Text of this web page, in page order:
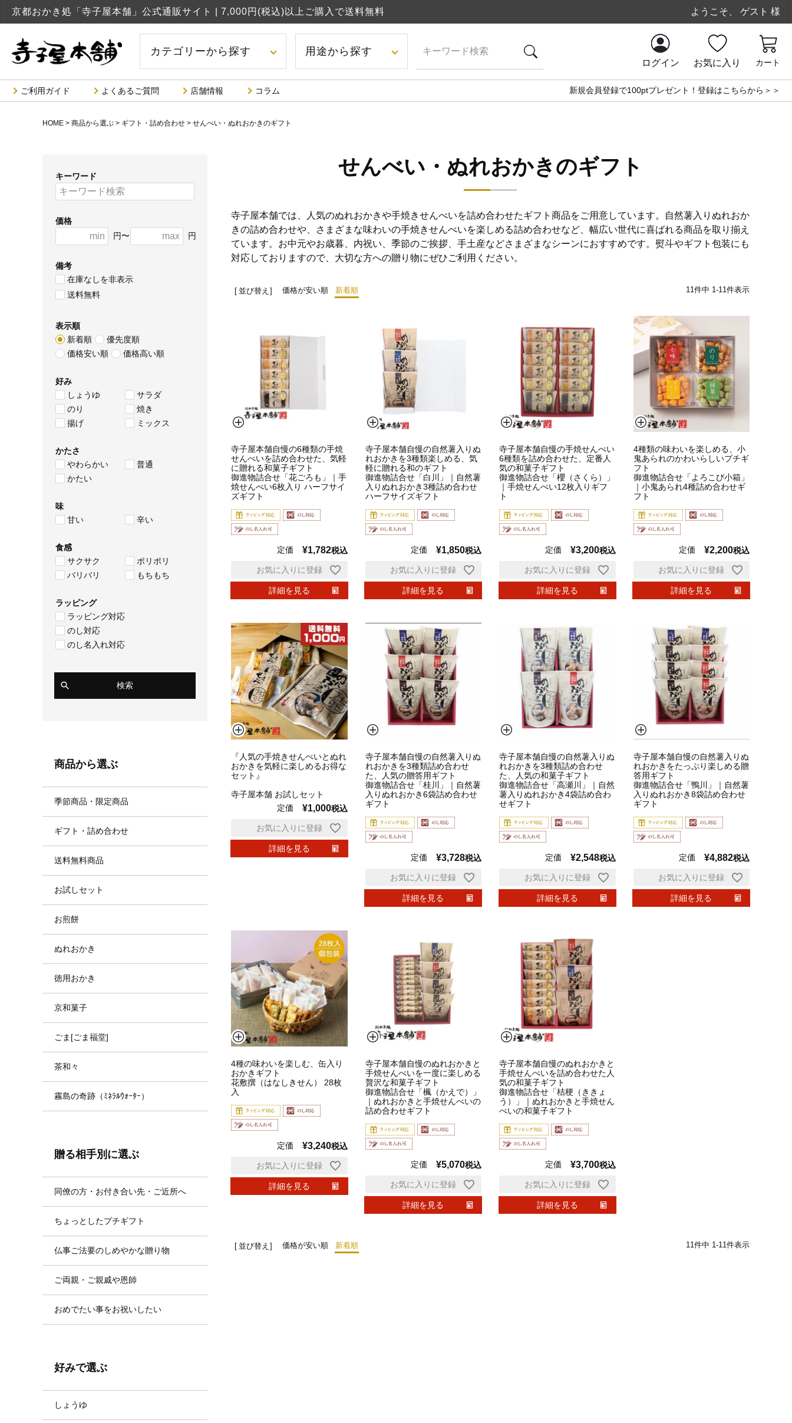
京都おかき処「寺子屋本舗」公式通販サイト | 7,000円(税込)以上ご購入で送料無料 ようこそ、 ゲスト 様
カテゴリーから探す 用途から探す
ログイン お気に入り カート
ご利用ガイド よくあるご質問 店舗情報 コラム 新規会員登録で100ptプレゼント！登録はこちらから＞＞
HOME 商品から選ぶ ギフト・詰め合わせ せんべい・ぬれおかきのギフト
キーワード
価格
円〜
円
備考
在庫なしを非表示
送料無料
表示順
新着順
優先度順
価格安い順
価格高い順
好み
しょうゆ
サラダ
のり
焼き
揚げ
ミックス
かたさ
やわらかい
普通
かたい
味
甘い
辛い
食感
サクサク
ポリポリ
バリバリ
もちもち
ラッピング
ラッピング対応
のし対応
のし名入れ対応
検索
商品から選ぶ
季節商品・限定商品
ギフト・詰め合わせ
送料無料商品
お試しセット
お煎餅
ぬれおかき
徳用おかき
京和菓子
ごま[ごま福堂]
茶和々
霧島の奇跡（ﾐﾈﾗﾙｳｫｰﾀｰ）
贈る相手別に選ぶ
同僚の方・お付き合い先・ご近所へ
ちょっとしたプチギフト
仏事ご法要のしめやかな贈り物
ご両親・ご親戚や恩師
おめでたい事をお祝いしたい
好みで選ぶ
しょうゆ
せんべい・ぬれおかきのギフト
寺子屋本舗では、人気のぬれおかきや手焼きせんべいを詰め合わせたギフト商品をご用意しています。自然薯入りぬれおか
きの詰め合わせや、さまざまな味わいの手焼きせんべいを楽しめる詰め合わせなど、幅広い世代に喜ばれる商品を取り揃え
ています。お中元やお歳暮、内祝い、季節のご挨拶、手土産などさまざまなシーンにおすすめです。熨斗やギフト包装にも
対応しておりますので、大切な方への贈り物にぜひご利用ください。
並び替え 価格が安い順 新着順 11 件中 1 -11 件表示
寺子屋本舗自慢の6種類の手焼
せんべいを詰め合わせた、気軽
に贈れる和菓子ギフト
御進物詰合せ「花ごろも」｜手
焼せんべい6枚入り ハーフサイ
ズギフト
定価 ¥1,782税込
詳細を見る
お気に入りに登録
寺子屋本舗自慢の自然薯入りぬ
れおかきを3種類楽しめる、気
軽に贈れる和のギフト
御進物詰合せ「白川」｜自然薯
入りぬれおかき3種詰め合わせ
ハーフサイズギフト
定価 ¥1,850税込
詳細を見る
お気に入りに登録
寺子屋本舗自慢の手焼せんべい
6種類を詰め合わせた、定番人
気の和菓子ギフト
御進物詰合せ「櫻（さくら）」
｜手焼せんべい12枚入りギフ
ト
定価 ¥3,200税込
詳細を見る
お気に入りに登録
4種類の味わいを楽しめる、小
鬼あられのかわいらしいプチギ
フト
御進物詰合せ「よろこび小箱」
｜小鬼あられ4種詰め合わせギ
フト
定価 ¥2,200税込
詳細を見る
お気に入りに登録
『人気の手焼きせんべいとぬれ
おかきを気軽に楽しめるお得な
セット』
寺子屋本舗 お試しセット
定価
¥1,000税込
詳細を見る
お気に入りに登録
寺子屋本舗自慢の自然薯入りぬ
れおかきを3種類詰め合わせ
た、人気の贈答用ギフト
御進物詰合せ「桂川」｜自然薯
入りぬれおかき6袋詰め合わせ
ギフト
定価 ¥3,728税込
詳細を見る
お気に入りに登録
寺子屋本舗自慢の自然薯入りぬ
れおかきを3種類詰め合わせ
た、人気の和菓子ギフト
御進物詰合せ「高瀬川」｜自然
薯入りぬれおかき4袋詰め合わ
せギフト
定価 ¥2,548税込
詳細を見る
お気に入りに登録
寺子屋本舗自慢の自然薯入りぬ
れおかきをたっぷり楽しめる贈
答用ギフト
御進物詰合せ「鴨川」｜自然薯
入りぬれおかき8袋詰め合わせ
ギフト
定価 ¥4,882税込
詳細を見る
お気に入りに登録
4種の味わいを楽しむ、缶入り
おかきギフト
花敷撰（はなしきせん） 28枚
入
定価 ¥3,240税込
詳細を見る
お気に入りに登録
寺子屋本舗自慢のぬれおかきと
手焼せんべいを一度に楽しめる
贅沢な和菓子ギフト
御進物詰合せ「楓（かえで）」
｜ぬれおかきと手焼せんべいの
詰め合わせギフト
定価 ¥5,070税込
詳細を見る
お気に入りに登録
寺子屋本舗自慢のぬれおかきと
手焼せんべいを詰め合わせた人
気の和菓子ギフト
御進物詰合せ「桔梗（ききょ
う）」｜ぬれおかきと手焼せん
べいの和菓子ギフト
定価 ¥3,700税込
詳細を見る
お気に入りに登録
並び替え 価格が安い順 新着順 11件中 1-11件表示